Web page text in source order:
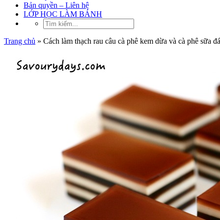
Bản quyền – Liên hệ
LỚP HỌC LÀM BÁNH
Trang chủ » Cách làm thạch rau câu cà phê kem dừa và cà phê sữa đá